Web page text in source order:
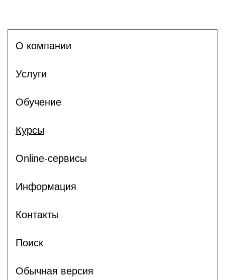
О компании
Услуги
Обучение
Курсы
Online-сервисы
Информация
Контакты
Поиск
Обычная версия